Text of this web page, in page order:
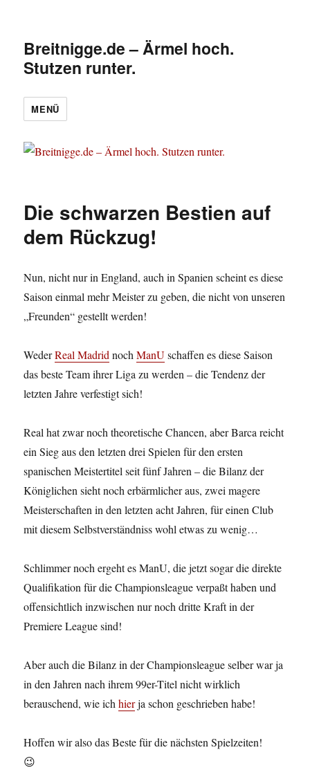
Breitnigge.de – Ärmel hoch.
Stutzen runter.
MENÜ
Die schwarzen Bestien auf
dem Rückzug!
Nun, nicht nur in England, auch in Spanien scheint es diese
Saison einmal mehr Meister zu geben, die nicht von unseren
„Freunden“ gestellt werden!
WederReal MadridnochManUschaffen es diese Saison
das beste Team ihrer Liga zu werden – die Tendenz der
letzten Jahre verfestigt sich!
Real hat zwar noch theoretische Chancen, aber Barca reicht
ein Sieg aus den letzten drei Spielen für den ersten
spanischen Meistertitel seit fünf Jahren – die Bilanz der
Königlichen sieht noch erbärmlicher aus, zwei magere
Meisterschaften in den letzten acht Jahren, für einen Club
mit diesem Selbstverständniss wohl etwas zu wenig…
Schlimmer noch ergeht es ManU, die jetzt sogar die direkte
Qualifikation für die Championsleague verpaßt haben und
offensichtlich inzwischen nur noch dritte Kraft in der
Premiere League sind!
Aber auch die Bilanz in der Championsleague selber war ja
in den Jahren nach ihrem 99er-Titel nicht wirklich
berauschend, wie ichhierja schon geschrieben habe!
Hoffen wir also das Beste für die nächsten Spielzeiten!
😉